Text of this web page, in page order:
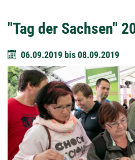
"Tag der Sachsen"
06.09.2019 bis08.09.2019